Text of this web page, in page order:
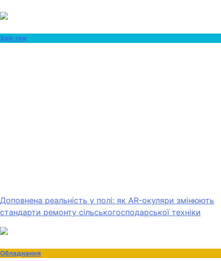
Хай-тек
Доповнена реальність у полі: як AR-окуляри змінюють
стандарти ремонту сільськогосподарської техніки
Обладнання